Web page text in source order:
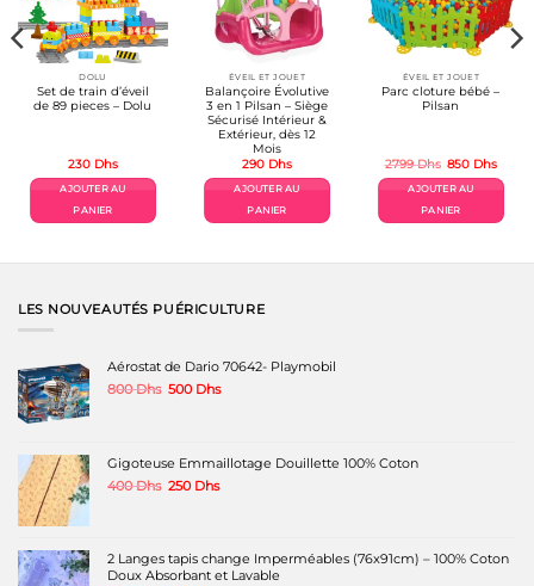
DOLU
Set de train d’éveil
de 89 pieces – Dolu
230 Dhs
AJOUTER AU
PANIER
ÉVEIL ET JOUET
Balançoire Évolutive
3 en 1 Pilsan – Siège
Sécurisé Intérieur &
Extérieur, dès 12
Mois
290 Dhs
AJOUTER AU
PANIER
ÉVEIL ET JOUET
Parc cloture bébé –
Pilsan
2799Dhs Le
initial
était :
2799 Dhs.
850 DhsLe
actuel
AJOUTER AU
PANIER
LES NOUVEAUTÉS PUÉRICULTURE
Aérostat de Dario 70642- Playmobil
800Dhs Le
500 DhsLe
500 Dhs.
Gigoteuse Emmaillotage Douillette 100% Coton
400Dhs Le
400 Dhs.
250 DhsLe
250 Dhs.
2 Langes tapis change Imperméables (76x91cm) – 100% Coton
Doux Absorbant et Lavable